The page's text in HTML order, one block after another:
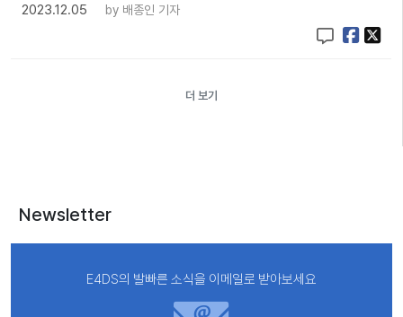
2023.12.05
by 배종인 기자
더 보기
Newsletter
E4DS의 발빠른 소식을 이메일로 받아보세요